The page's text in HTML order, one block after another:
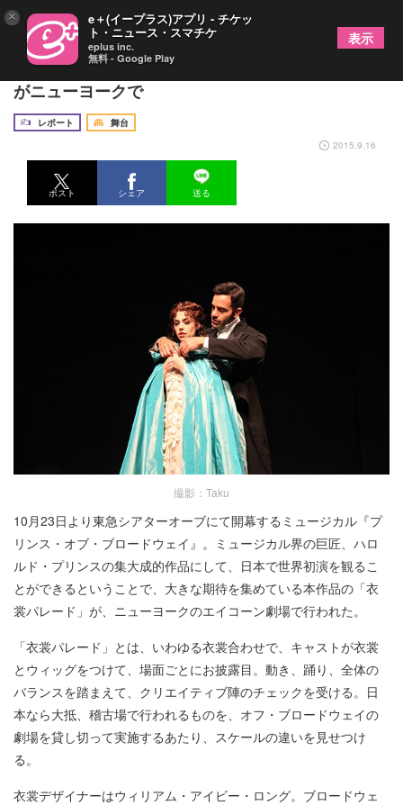
『プリンス・オブ・ブロードウェイ』衣装パレード
がニューヨークで
レポート
舞台
2015.9.16
ポスト シェア 送る
撮影：Taku
10月23日より東急シアターオーブにて開幕するミュージカル『プ
リンス・オブ・ブロードウェイ』。ミュージカル界の巨匠、ハロ
ルド・プリンスの集大成的作品にして、日本で世界初演を観るこ
とができるということで、大きな期待を集めている本作品の「衣
裳パレード」が、ニューヨークのエイコーン劇場で行われた。
「衣裳パレード」とは、いわゆる衣裳合わせで、キャストが衣裳
とウィッグをつけて、場面ごとにお披露目。動き、踊り、全体の
バランスを踏まえて、クリエイティブ陣のチェックを受ける。日
本なら大抵、稽古場で行われるものを、オフ・ブロードウェイの
劇場を貸し切って実施するあたり、スケールの違いを見せつけ
る。
衣裳デザイナーはウィリアム・アイビー・ロング。ブロードウェ
× e＋(イープラス)アプリ - チケッ
ト・ニュース・スマチケ
eplus inc.
無料 - Google Play
表示